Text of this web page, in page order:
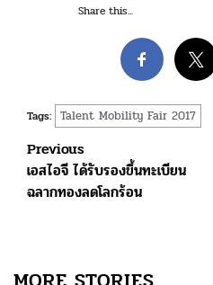
Share this...
Tags: Talent Mobility Fair 2017
Post
navigation
Previous
เอสไอจี ได้รับรองขึ้นทะเบียน
ฉลากทองลดโลกร้อน